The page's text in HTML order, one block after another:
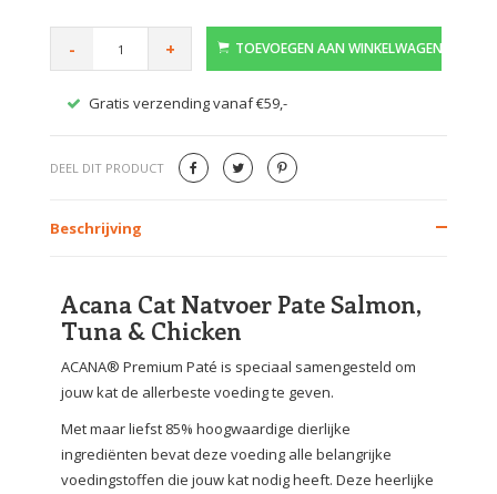
- + TOEVOEGEN AAN WINKELWAGEN
Gratis verzending vanaf €59,-
DEEL DIT PRODUCT
Beschrijving
Acana Cat Natvoer Pate Salmon,
Tuna & Chicken
ACANA® Premium Paté is speciaal samengesteld om
jouw kat de allerbeste voeding te geven.
Met maar liefst 85% hoogwaardige dierlijke
ingrediënten bevat deze voeding alle belangrijke
voedingstoffen die jouw kat nodig heeft. Deze heerlijke